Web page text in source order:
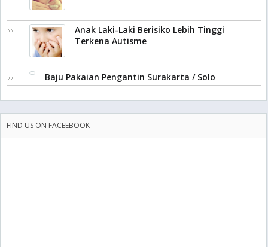
Anak Laki-Laki Berisiko Lebih Tinggi
Terkena Autisme
Baju Pakaian Pengantin Surakarta / Solo
FIND US ON FACEEBOOK